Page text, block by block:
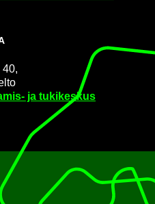
40,
ja tu­ki­kes­kus